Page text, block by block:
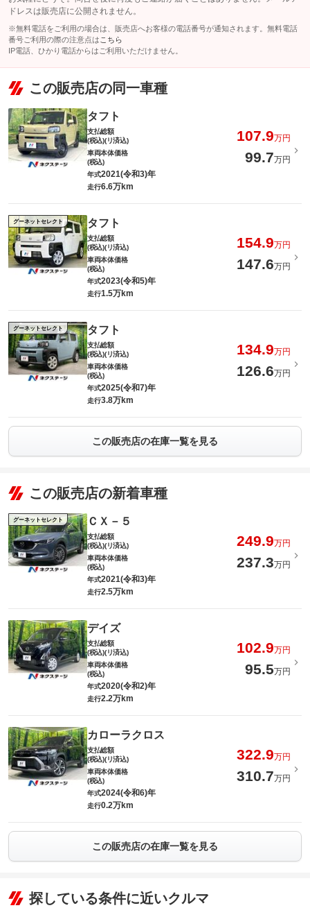
ドレスは販売店に公開されません。
※無料電話をご利用の場合は、販売店へお客様の電話番号が通知されます。無料電話
番号ご利用の際の注意点は こちら
IP電話、ひかり電話からはご利用いただけません。
この販売店の同一車種
タフト
支払総額
(税込)(リ済込)
107.9万円
車両本体価格
(税込)
99.7万円
年式2021(令和3)年
走行6.6万km
グーネットセレクト タフト
支払総額
(税込)(リ済込)
154.9万円
車両本体価格
(税込)
147.6万円
年式2023(令和5)年
走行1.5万km
グーネットセレクト タフト
支払総額
(税込)(リ済込)
134.9万円
車両本体価格
(税込)
126.6万円
年式2025(令和7)年
走行3.8万km
この販売店の在庫一覧を見る
この販売店の新着車種
グーネットセレクト ＣＸ－５
支払総額
(税込)(リ済込)
249.9万円
車両本体価格
(税込)
237.3万円
年式2021(令和3)年
走行2.5万km
デイズ
支払総額
(税込)(リ済込)
102.9万円
車両本体価格
(税込)
95.5万円
年式2020(令和2)年
走行2.2万km
カローラクロス
支払総額
(税込)(リ済込)
322.9万円
車両本体価格
(税込)
310.7万円
年式2024(令和6)年
走行0.2万km
この販売店の在庫一覧を見る
探している条件に近いクルマ